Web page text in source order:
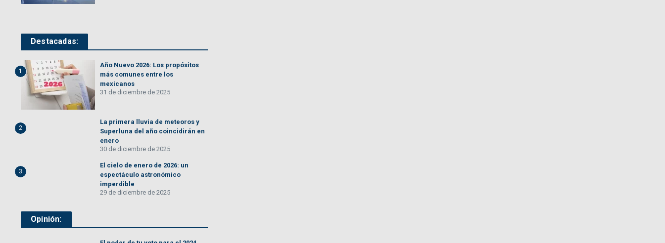
Destacadas:
1
Año Nuevo 2026: Los propósitos
más comunes entre los
mexicanos
31 de diciembre de 2025
2
La primera lluvia de meteoros y
Superluna del año coincidirán en
enero
30 de diciembre de 2025
3
El cielo de enero de 2026: un
espectáculo astronómico
imperdible
29 de diciembre de 2025
Opinión: